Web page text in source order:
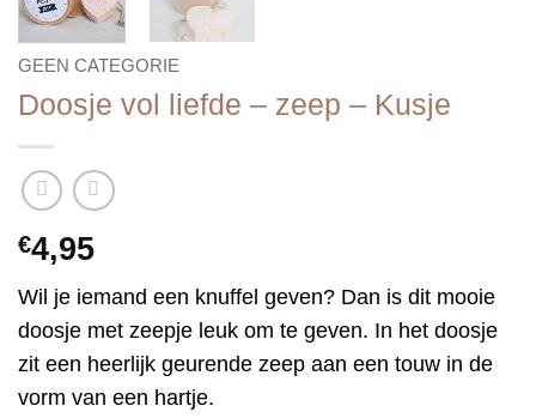
GEEN CATEGORIE
Doosje vol liefde – zeep – Kusje
€4,95
Wil je iemand een knuffel geven? Dan is dit mooie
doosje met zeepje leuk om te geven. In het doosje
zit een heerlijk geurende zeep aan een touw in de
vorm van een hartje.